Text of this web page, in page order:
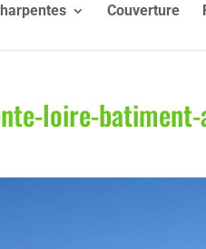
Couverture
loire-